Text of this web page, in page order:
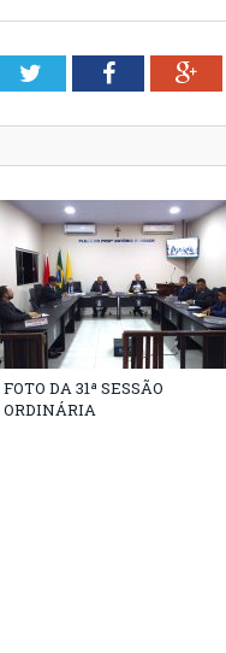
TwitterFacebook
FOTO DA 31ª SESSÃO
ORDINÁRIA